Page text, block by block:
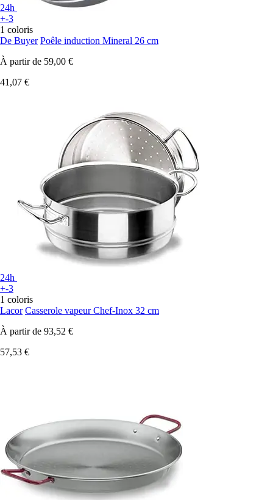
24h
+-3
1 coloris
De Buyer Poêle induction Mineral 26 cm
À partir de 59,00 €
41,07 €
24h
+-3
1 coloris
Lacor Casserole vapeur Chef-Inox 32 cm
À partir de 93,52 €
57,53 €